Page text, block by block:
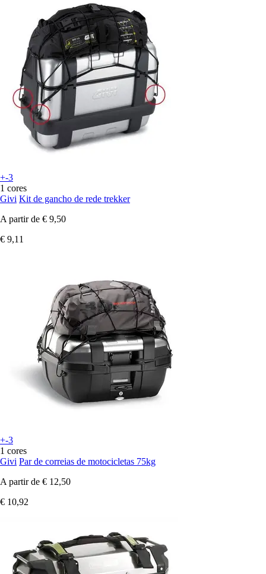
+-3
1 cores
Givi Kit de gancho de rede trekker
A partir de € 9,50
€ 9,11
+-3
1 cores
Givi Par de correias de motocicletas 75kg
A partir de € 12,50
€ 10,92